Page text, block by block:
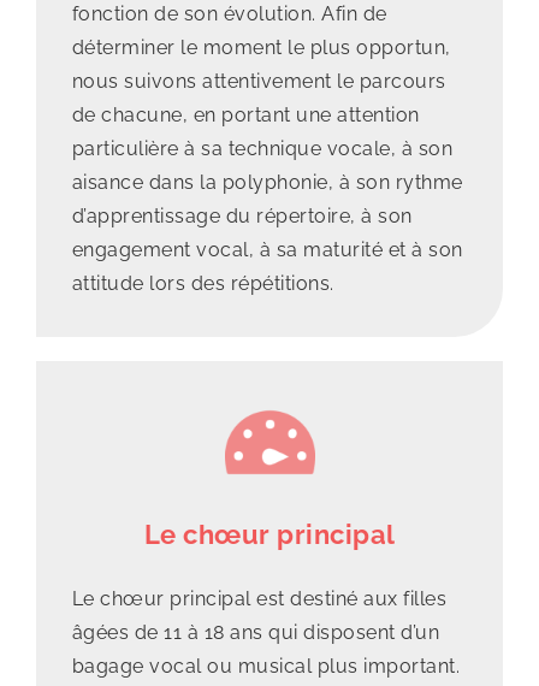
fonction de son évolution. Afin de
déterminer le moment le plus opportun,
nous suivons attentivement le parcours
de chacune, en portant une attention
particulière à sa technique vocale, à son
aisance dans la polyphonie, à son rythme
d’apprentissage du répertoire, à son
engagement vocal, à sa maturité et à son
attitude lors des répétitions.
Le chœur principal
Lechœur principal est destiné aux filles
âgées de 11 à 18 ans qui disposent d’un
bagage vocal ou musical plus important.